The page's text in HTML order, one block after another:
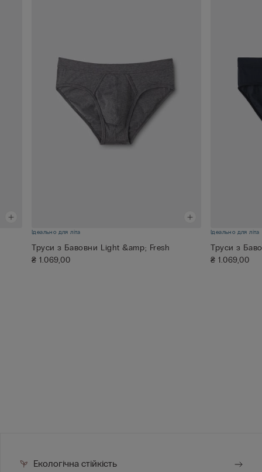
Ідеально для літа
Труси з Бавовни Light &amp; Fresh
₴ 1.069,00
Ідеально для літа
Труси з
₴ 1.069,00
Екологічна стійкість